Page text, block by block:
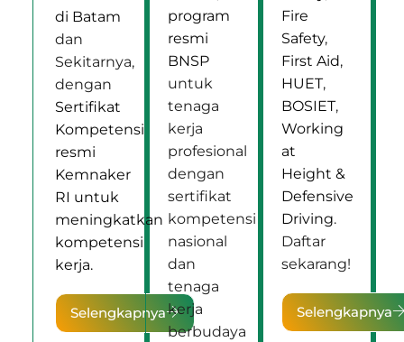
di Batam
dan
Sekitarnya,
dengan
Sertifikat
Kompetensi
resmi
Kemnaker
RI untuk
meningkatkan
kompetensi
kerja.
Selengkapnya
program
resmi
BNSP
untuk
tenaga
kerja
profesional
dengan
sertifikat
kompetensi
nasional
dan
tenaga
kerja
berbudaya
Fire
Safety,
First Aid,
HUET,
BOSIET,
Working
at
Height &
Defensive
Driving.
Daftar
sekarang!
Selengkapnya